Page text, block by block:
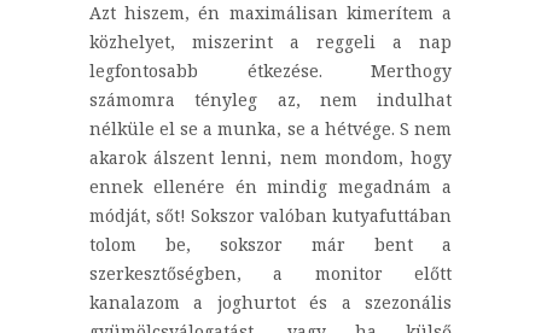
Azt hiszem, én maximálisan kimerítem a
közhelyet, miszerint a reggeli a nap
legfontosabb étkezése. Merthogy
számomra tényleg az, nem indulhat
nélküle el se a munka, se a hétvége. S nem
akarok álszent lenni, nem mondom, hogy
ennek ellenére én mindig megadnám a
módját, sőt! Sokszor valóban kutyafuttában
tolom be, sokszor már bent a
szerkesztőségben, a monitor előtt
kanalazom a joghurtot és a szezonális